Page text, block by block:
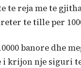
te reja me te
te tille per
banore dhe
krijon nje siguri